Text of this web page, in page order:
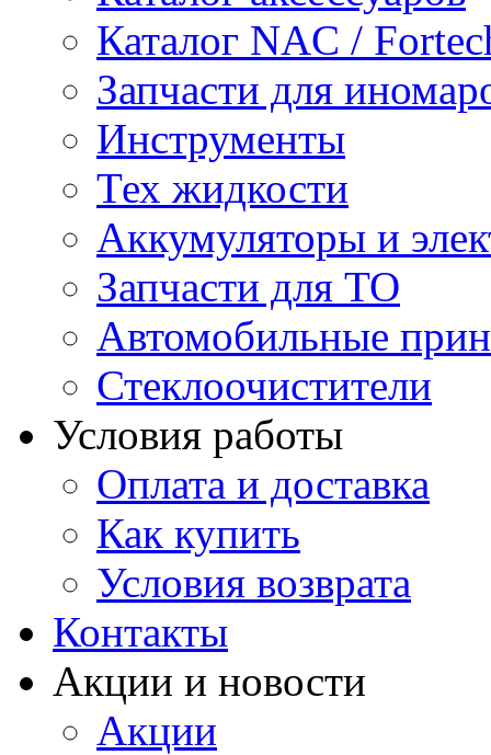
Каталог NAC /
Запчасти для
Инструменты
Тех жидкости
Аккумуляторы и
Запчасти для ТО
Автомобильные
Стеклоочистители
Условия работы
Оплата и доставка
Как купить
Условия возврата
Контакты
Акции и новости
Акции